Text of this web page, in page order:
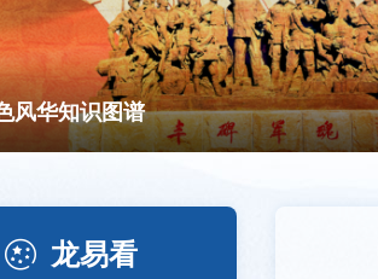
风华知识图谱
 龙易看